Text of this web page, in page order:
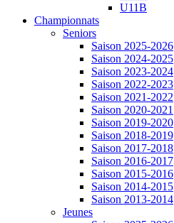
U11B
Championnats
Seniors
Saison 2025-2026
Saison 2024-2025
Saison 2023-2024
Saison 2022-2023
Saison 2021-2022
Saison 2020-2021
Saison 2019-2020
Saison 2018-2019
Saison 2017-2018
Saison 2016-2017
Saison 2015-2016
Saison 2014-2015
Saison 2013-2014
Jeunes